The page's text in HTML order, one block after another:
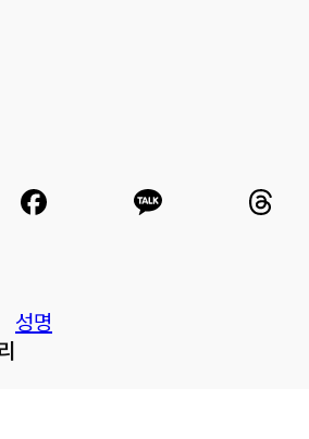
성명